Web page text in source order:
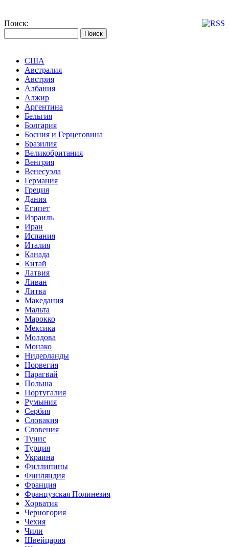
Поиск:
США
Австралия
Австрия
Албания
Алжир
Аргентина
Бельгия
Болгария
Босния и Герцеговина
Бразилия
Великобритания
Венгрия
Венесуэла
Германия
Греция
Дания
Египет
Израиль
Иран
Испания
Италия
Канада
Китай
Латвия
Ливан
Литва
Македания
Мальта
Марокко
Мексика
Молдова
Монако
Нидерланды
Норвегия
Парагвай
Польша
Португалия
Румыния
Сербия
Словакия
Словения
Тунис
Турция
Украина
Филлипины
Финляндия
Франция
Французская Полинезия
Хорватия
Черногория
Чехия
Чили
Швейцария